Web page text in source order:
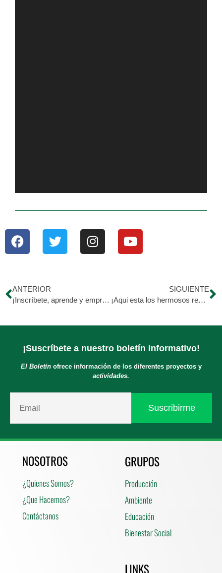
ANTERIOR
¡Inscríbete, aprende y emprende!
SIGUIENTE
¡Aqui esta los hermosos resultados de las manualidades hechas por nuestros comensales!
¡Suscríbete a nuestro boletín informativo!
El Boletínofrece información de los diferentes proyectos y
actividades.
NOSOTROS
¿Quienes Somos?
¿Que Hacemos?
Contáctanos
GRUPOS
Producción
Ambiente
Educación
Bienestar Social
LINKS